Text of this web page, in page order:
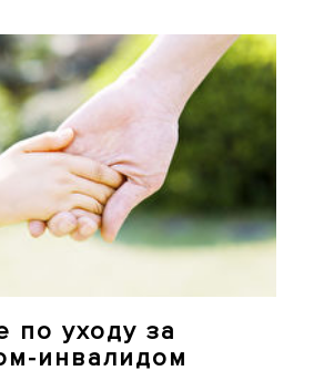
по уходу за
инвалидом